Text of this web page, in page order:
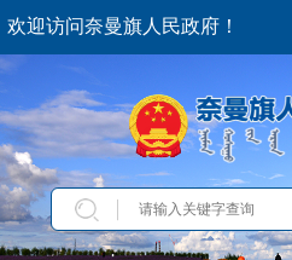
欢迎访问奈曼旗人民政府！